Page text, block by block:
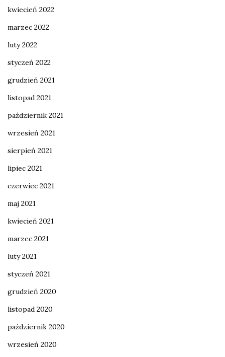
kwiecień 2022
marzec 2022
luty 2022
styczeń 2022
grudzień 2021
listopad 2021
październik 2021
wrzesień 2021
sierpień 2021
lipiec 2021
czerwiec 2021
maj 2021
kwiecień 2021
marzec 2021
luty 2021
styczeń 2021
grudzień 2020
listopad 2020
październik 2020
wrzesień 2020